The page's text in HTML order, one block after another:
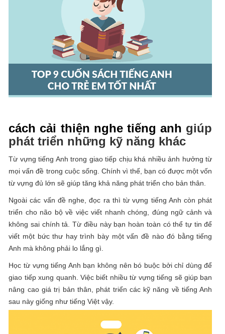
cách cải thiện nghe tiếng anh giúp
phát triển những kỹ năng khác
Từ vựng tiếng Anh trong giao tiếp chịu khá nhiều ảnh hưởng từ
mọi vấn đề trong cuộc sống. Chính vì thế, bạn có được một vốn
từ vựng đủ lớn sẽ giúp tăng khả năng phát triển cho bản thân.
Ngoài các vấn đề nghe, đọc ra thì từ vựng tiếng Anh còn phát
triển cho não bộ về việc viết nhanh chóng, đúng ngữ cảnh và
không sai chính tả. Từ điều này bạn hoàn toàn có thể tự tin để
viết một bức thư hay trình bày một vấn đề nào đó bằng tiếng
Anh mà không phải lo lắng gì.
Học từ vựng tiếng Anh bạn không nên bó buộc bởi chỉ dùng để
giao tiếp xung quanh. Việc biết nhiều từ vựng tiếng sẽ giúp bạn
nâng cao giá trị bản thân, phát triển các kỹ năng về tiếng Anh
sau này giống như tiếng Việt vậy.